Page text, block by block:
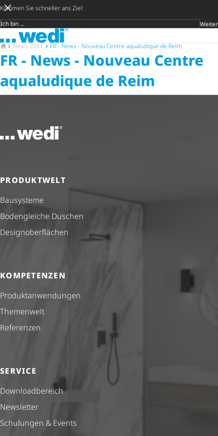
Kommen Sie schneller ans Ziel:
Zielgruppe Weiter
Zur Startseite
SpäterSuche
Zur Startseite
News-2021 FR - News - Nouveau Centre aqualudique de Reim
FR - News - Nouveau Centre
aqualudique de Reim
Zur Startseite
PRODUKTWELT
Bausysteme
Bodengleiche Duschen
Design­ober­flä­chen
KOMPETENZEN
Produkt­anwendungen
Themenwelt
Referenzen
SERVICE
Down­load­be­reich
Newsletter
Schulungen & Events